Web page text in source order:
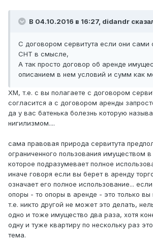
В 04.10.2016 в 16:27, didandr
С договором сервитута если они сами
СНТ в смысле,
А так просто договор об аренде
описанием в нем условий и сумм как
ХМ, т.е. с вы полагаете с договором
согласится а с договором аренды
да у вас батенька болезнь которую
нигилизмом....
сама правовая природа сервитута
ограниченного пользования имуществом
которое подразумевает полное
иначе говоря если вы берет в аренду
означает его полное использование...
опоры - то опоры в аренде - это только вы
т.е. никто другой не может это делать,
одно и тоже имущество два раза, хотя
одну и туже квартиру по нескольку раз
тема.